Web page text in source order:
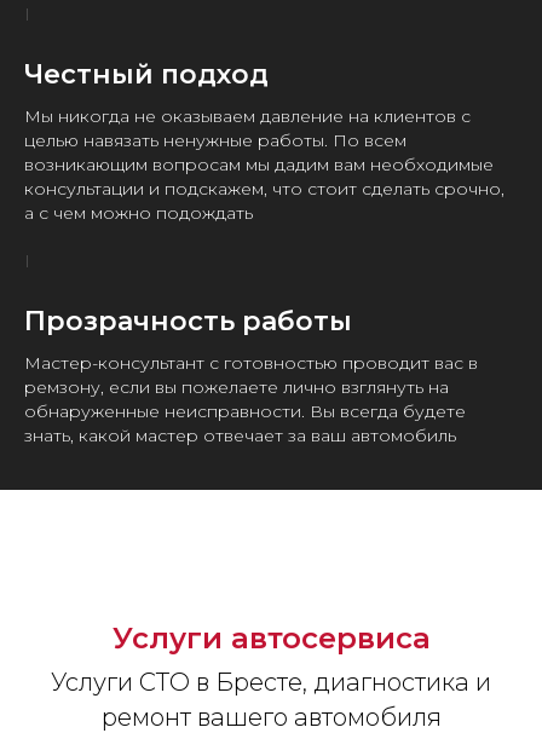
Честный подход
Мы никогда не оказываем давление на клиентов с
целью навязать ненужные работы. По всем
возникающим вопросам мы дадим вам необходимые
консультации и подскажем, что стоит сделать срочно,
а с чем можно подождать
Прозрачность работы
Мастер-консультант с готовностью проводит вас в
ремзону, если вы пожелаете лично взглянуть на
обнаруженные неисправности. Вы всегда будете
знать, какой мастер отвечает за ваш автомобиль
Услуги автосервиса
Услуги СТО в Бресте, диагностика и
ремонт вашего автомобиля